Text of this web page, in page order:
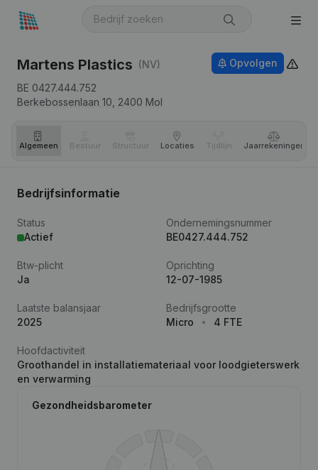
Martens Plastics (NV)
BE 0427.444.752
Berkebossenlaan 10, 2400 Mol
Opvolgen
Algemeen Bestuur Structuur Locaties Tijdlijn Jaar­rekeningen
Bedrijfsinformatie
Status
Actief
Ondernemingsnummer
BE0427.444.752
Btw-plicht
Ja
Oprichting
12-07-1985
Laatste balansjaar
2025
Bedrijfsgrootte
Micro
4 FTE
Hoofdactiviteit
Groothandel in installatiemateriaal voor loodgieterswerk
en verwarming
Gezondheidsbarometer